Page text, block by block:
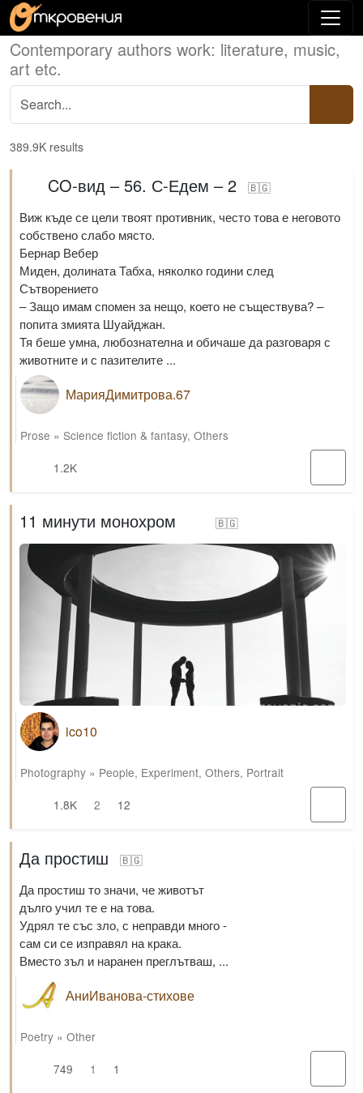
Contemporary authors work: literature, music,
art etc.
389.9K results
CO-вид – 56. С-Едем – 2 🇧🇬
Виж къде се цели твоят противник, често това е неговото
собствено слабо място.
Бернар Вебер
Миден, долината Табха, няколко години след
Сътворението
– Защо имам спомен за нещо, което не съществува? –
попита змията Шуайджан.
Тя беше умна, любознателна и обичаше да разговаря с
животните и с пазителите ...
МарияДимитрова.67
Prose » Science fiction & fantasy, Others
1.2K
11 минути монохром 🇧🇬
ico10
Photography » People, Experiment, Others, Portrait
1.8K
2 12
Да простиш 🇧🇬
Да простиш то значи, че животът
дълго учил те е на това.
Удрял те със зло, с неправди много -
сам си се изправял на крака.
Вместо зъл и наранен преглътваш, ...
АниИванова-стихове
Poetry » Other
749
1 1